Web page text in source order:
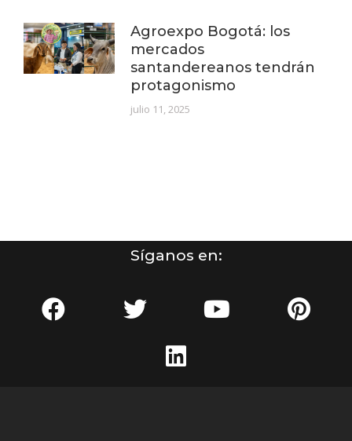
Agroexpo Bogotá: los
mercados
santandereanos tendrán
protagonismo
julio 11, 2025
Síganos en: